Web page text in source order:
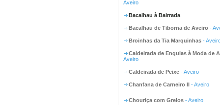
Aveiro
Bacalhau à Bairrada
Bacalhau de Tiborna de Aveiro -
Broinhas da Tia Marquinhas -
Caldeirada de Enguias à Moda de
Aveiro
Caldeirada de Peixe - Aveiro
Chanfana de Carneiro II - Aveiro
Chouriça com Grelos - Aveiro